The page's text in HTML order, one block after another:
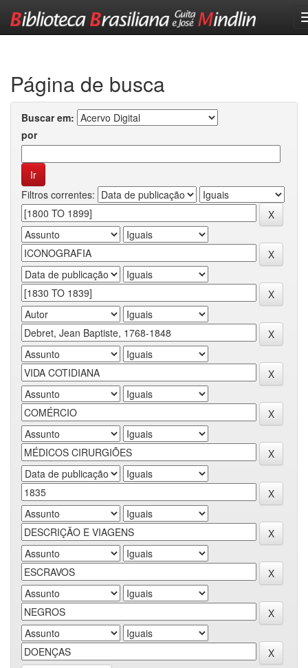
Página de busca
Buscar em:
por
Filtros correntes: